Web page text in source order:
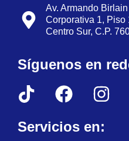
Av. Armando
Corporativa 1, Piso
Centro Sur, C.P.
Síguenos en
Servicios en: